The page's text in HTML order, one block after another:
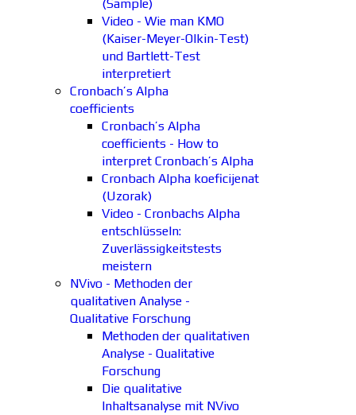
(Sample)
Video - Wie man KMO
(Kaiser-Meyer-Olkin-Test)
und Bartlett-Test
interpretiert
Cronbach’s Alpha
coefficients
Cronbach’s Alpha
coefficients - How to
interpret Cronbach’s Alpha
Cronbach Alpha koeficijenat
(Uzorak)
Video - Cronbachs Alpha
entschlüsseln:
Zuverlässigkeitstests
meistern
NVivo - Methoden der
qualitativen Analyse -
Qualitative Forschung
Methoden der qualitativen
Analyse - Qualitative
Forschung
Die qualitative
Inhaltsanalyse mit NVivo